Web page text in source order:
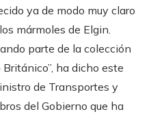
ya de modo muy claro
mármoles de Elgin.
parte de la colección
ha dicho este
de Transportes y
del Gobierno que ha